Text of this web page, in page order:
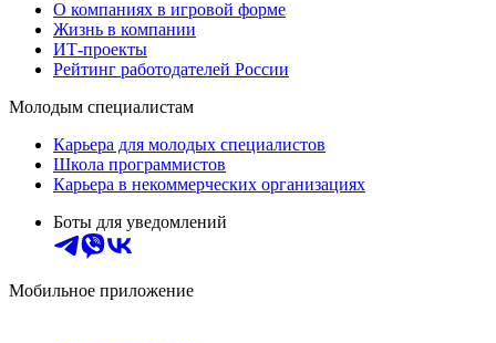
О компаниях в игровой форме
Жизнь в компании
ИТ-проекты
Рейтинг работодателей России
Молодым специалистам
Карьера для молодых специалистов
Школа программистов
Карьера в некоммерческих организациях
Боты для уведомлений
Мобильное приложение